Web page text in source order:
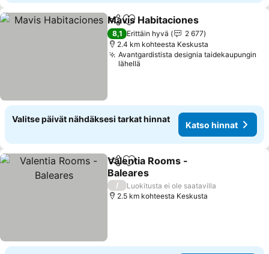
Jaa Lisää suosikkeihin
Mavis Habitaciones
8,1 Erittäin hyvä
2 677
2.4 km kohteesta Keskusta
Avantgardistista designia taidekaupungin
lähellä
Valitse päivät nähdäksesi tarkat hinnat
Katso hinnat
Jaa Lisää suosikkeihin
Valentia Rooms -
Baleares
Katso hinnat
/
Luokitusta ei ole saatavilla
2.5 km kohteesta Keskusta